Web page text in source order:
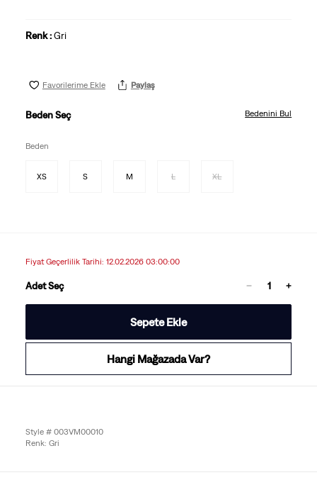
Renk :Gri
Favorilerime Ekle Paylaş
Beden Seç Bedenini Bul
Beden
XS S M L XL
Fiyat Geçerlilik Tarihi: 12.02.2026 03:00:00
Adet Seç
Sepete Ekle
Hangi Mağazada Var?
Style # 003VM00010
Renk: Gri